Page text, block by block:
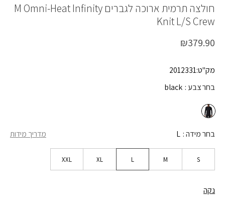
חולצה תרמית ארוכה לגבריםM Omni-Heat Infinity
Knit L/S Crew
₪379.90
מק"ט:2012331
בחר צבע black
בחר מידה מדריך מידות L
S
M
L
XL
XXL
נקה